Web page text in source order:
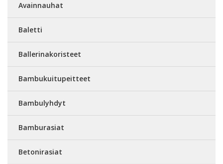
Avainnauhat
Baletti
Ballerinakoristeet
Bambukuitupeitteet
Bambulyhdyt
Bamburasiat
Betonirasiat